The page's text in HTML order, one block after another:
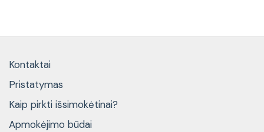
Kontaktai
Pristatymas
Kaip pirkti išsimokėtinai?
Apmokėjimo būdai